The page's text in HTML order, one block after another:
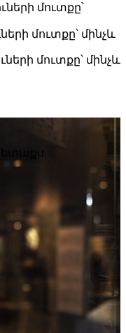
մուտքը՝
մուտքը՝ մինչև
մուտքը՝ մինչև